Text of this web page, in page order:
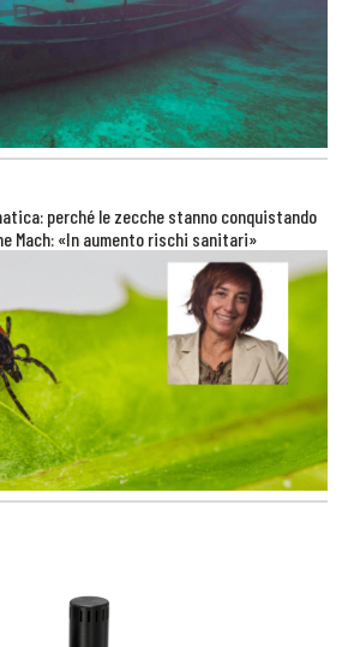
perché le zecche stanno conquistando
Mach: «In aumento rischi sanitari»